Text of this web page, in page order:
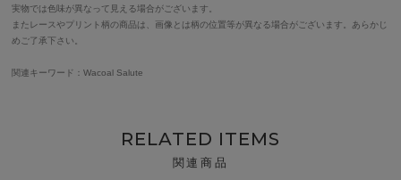
実物では色味が異なって見える場合がございます。
またレースやプリント柄の商品は、画像とは柄の位置等が異なる場合がございます。あらかじ
めご了承下さい。
関連キーワード：Wacoal Salute
RELATED ITEMS
関連商品